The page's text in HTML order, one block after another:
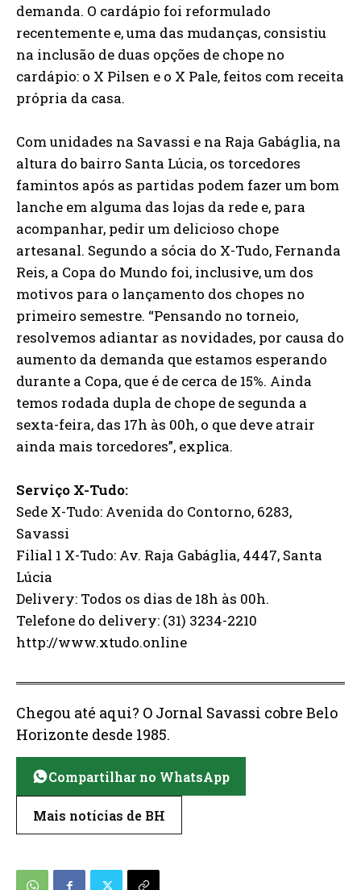
demanda. O cardápio foi reformulado
recentemente e, uma das mudanças, consistiu
na inclusão de duas opções de chope no
cardápio: o X Pilsen e o X Pale, feitos com receita
própria da casa.
Com unidades na Savassi e na Raja Gabáglia, na
altura do bairro Santa Lúcia, os torcedores
famintos após as partidas podem fazer um bom
lanche em alguma das lojas da rede e, para
acompanhar, pedir um delicioso chope
artesanal. Segundo a sócia do X-Tudo, Fernanda
Reis, a Copa do Mundo foi, inclusive, um dos
motivos para o lançamento dos chopes no
primeiro semestre. “Pensando no torneio,
resolvemos adiantar as novidades, por causa do
aumento da demanda que estamos esperando
durante a Copa, que é de cerca de 15%. Ainda
temos rodada dupla de chope de segunda a
sexta-feira, das 17h às 00h, o que deve atrair
ainda mais torcedores”, explica.
Serviço X-Tudo:
Sede X-Tudo: Avenida do Contorno, 6283,
Savassi
Filial 1 X-Tudo: Av. Raja Gabáglia, 4447, Santa
Lúcia
Delivery: Todos os dias de 18h às 00h.
Telefone do delivery: (31) 3234-2210
http://www.xtudo.online
Chegou até aqui? O Jornal Savassi cobre Belo
Horizonte desde 1985.
Compartilhar no WhatsApp
Mais notícias de BH